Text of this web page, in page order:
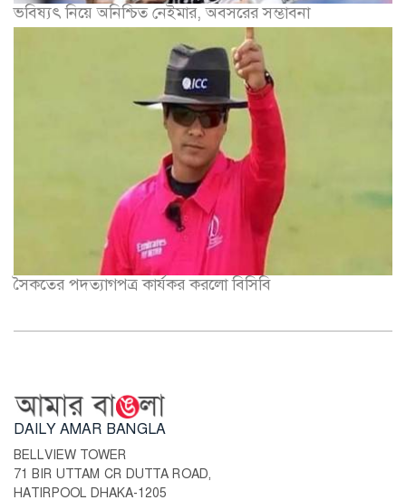
ভবিষ্যৎ নিয়ে অনিশ্চিত নেইমার, অবসরের সম্ভাবনা
সৈকতের পদত্যাগপত্র কার্যকর করলো বিসিবি
DAILY AMAR BANGLA
BELLVIEW TOWER
71 BIR UTTAM CR DUTTA ROAD,
HATIRPOOL DHAKA-1205